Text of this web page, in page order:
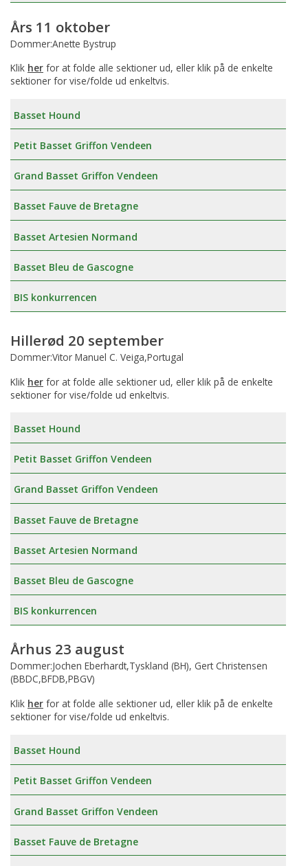
Års 11 oktober
Dommer:Anette Bystrup
Klik her for at folde alle sektioner ud, eller klik på de enkelte
sektioner for vise/folde ud enkeltvis.
Basset Hound
Petit Basset Griffon Vendeen
Grand Basset Griffon Vendeen
Basset Fauve de Bretagne
Basset Artesien Normand
Basset Bleu de Gascogne
BIS konkurrencen
Hillerød 20 september
Dommer:Vitor Manuel C. Veiga,Portugal
Klik her for at folde alle sektioner ud, eller klik på de enkelte
sektioner for vise/folde ud enkeltvis.
Basset Hound
Petit Basset Griffon Vendeen
Grand Basset Griffon Vendeen
Basset Fauve de Bretagne
Basset Artesien Normand
Basset Bleu de Gascogne
BIS konkurrencen
Århus 23 august
Dommer:Jochen Eberhardt,Tyskland (BH), Gert Christensen
(BBDC,BFDB,PBGV)
Klik her for at folde alle sektioner ud, eller klik på de enkelte
sektioner for vise/folde ud enkeltvis.
Basset Hound
Petit Basset Griffon Vendeen
Grand Basset Griffon Vendeen
Basset Fauve de Bretagne